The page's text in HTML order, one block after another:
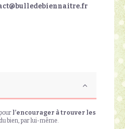
l’encourager à trouver les
bien, par lui-même.